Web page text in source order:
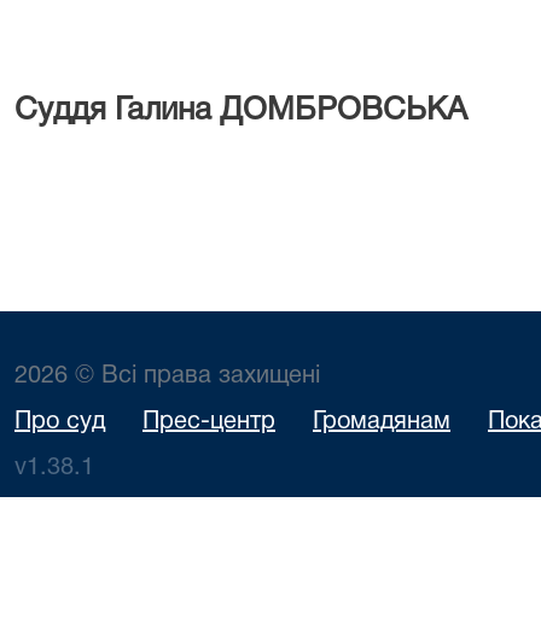
Суддя Галина ДОМБРОВСЬКА
2026 © Всі права захищені
Про суд Прес-центр Громадянам
v1.38.1